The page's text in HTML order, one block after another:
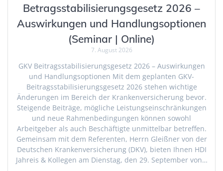
Betragsstabilisierungsgesetz 2026 –
Auswirkungen und Handlungsoptionen
(Seminar | Online)
7. August 2026
GKV Beitragsstabilisierungsgesetz 2026 – Auswirkungen
und Handlungsoptionen Mit dem geplanten GKV-
Beitragsstabilisierungsgesetz 2026 stehen wichtige
Änderungen im Bereich der Krankenversicherung bevor.
Steigende Beiträge, mögliche Leistungseinschränkungen
und neue Rahmenbedingungen können sowohl
Arbeitgeber als auch Beschäftigte unmittelbar betreffen.
Gemeinsam mit dem Referenten, Herrn Gleißner von der
Deutschen Krankenversicherung (DKV), bieten Ihnen HDI
Jahreis & Kollegen am Dienstag, den 29. September von…